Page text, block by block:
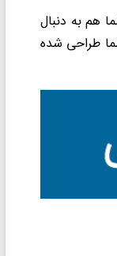
هم به دنبال
طراحی شده